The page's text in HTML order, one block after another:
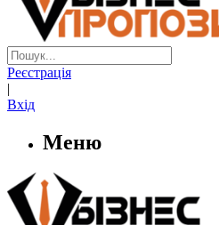
Реєстрація
|
Вхід
Меню